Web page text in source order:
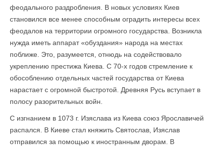
феодального раздробления. В новых условиях Киев
становился все менее способным оградить интересы всех
феодалов на территории огромного государства. Возникла
нужда иметь аппарат «обуздания» народа на местах
поближе. Это, разумеется, отнюдь на содействовало
укреплению престижа Киева. С 70-х годов стремление к
обособлению отдельных частей государства от Киева
нарастает с огромной быстротой. Древняя Русь вступает в
полосу разорительных войн.
С изгнанием в 1073 г. Изяслава из Киева союз Ярославичей
распался. В Киеве стал княжить Святослав, Изяслав
отправился за помощью к иностранным дворам. В